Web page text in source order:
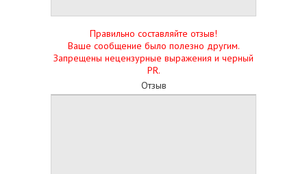
Правильно составляйте отзыв!
Ваше сообщение было полезно другим.
Запрещены нецензурные выражения и черный
PR.
Отзыв